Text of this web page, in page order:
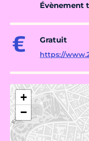
Évènement
Gratuit
https://
+
−